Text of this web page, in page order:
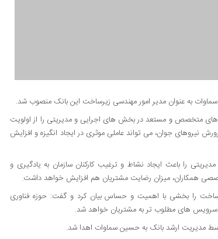
به عنوان مدیر امور مهندسی زیرساخت این بانک منصوب شد.
متخصص و مستعد در بخش های اجرایی و مدیریتی را از اولویت
نیروهای جوان، می تواند عاملی موثری در ایجاد انگیزه و افزایش
را باعث ایجاد نشاط و ترغیب کارکنان سازمان به یادگیری و
همکاران، میزان رضایت مشتریان هم افزایش خواهد داشت.
را بخشی با اهمیت و حساس بیان کرد و گفت: حوزه فناوری
های مطلوب تر به مشتریان خواهد شد.
مدیریت ارشد بانک به حسین سماوات اهدا شد.